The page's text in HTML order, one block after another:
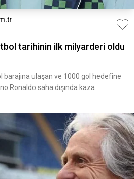
tarihinin ilk milyarderi oldu
barajına ulaşan ve 1000 gol hedefine
Ronaldo saha dışında kaza